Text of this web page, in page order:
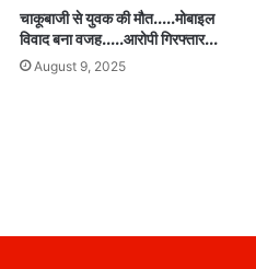
चाकूबाजी से युवक की मौत…..मोबाइल
विवाद बना वजह…..आरोपी गिरफ्तार…
August 9, 2025